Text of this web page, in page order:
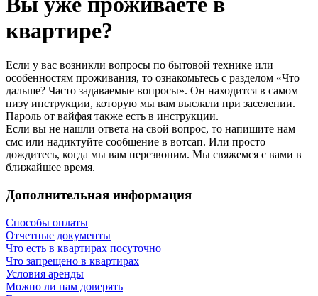
квартире?
Если у вас возникли вопросы по бытовой технике или
особенностям проживания, то ознакомьтесь с разделом «Что
дальше? Часто задаваемые вопросы». Он находится в самом
низу инструкции, которую мы вам выслали при заселении.
Пароль от вайфая также есть в инструкции.
Если вы не нашли ответа на свой вопрос, то напишите нам
смс или надиктуйте сообщение в вотсап. Или просто
дождитесь, когда мы вам перезвоним. Мы свяжемся с вами в
ближайшее время.
Дополнительная информация
Способы оплаты
Отчетные документы
Что есть в квартирах посуточно
Что запрещено в квартирах
Условия аренды
Можно ли нам доверять